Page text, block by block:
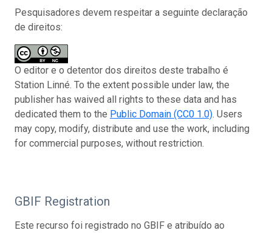
Pesquisadores devem respeitar a seguinte declaração
de direitos:
O editor e o detentor dos direitos deste trabalho é
Station Linné. To the extent possible under law, the
publisher has waived all rights to these data and has
dedicated them to the Public Domain (CC0 1.0). Users
may copy, modify, distribute and use the work, including
for commercial purposes, without restriction.
GBIF Registration
Este recurso foi registrado no GBIF e atribuído ao